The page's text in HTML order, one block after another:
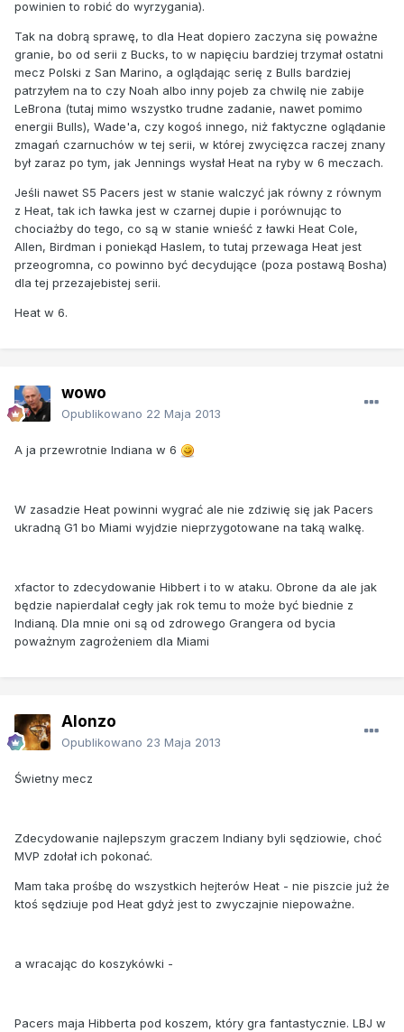
powinien to robić do wyrzygania).
Tak na dobrą sprawę, to dla Heat dopiero zaczyna się poważne
granie, bo od serii z Bucks, to w napięciu bardziej trzymał ostatni
mecz Polski z San Marino, a oglądając serię z Bulls bardziej
patrzyłem na to czy Noah albo inny pojeb za chwilę nie zabije
LeBrona (tutaj mimo wszystko trudne zadanie, nawet pomimo
energii Bulls), Wade'a, czy kogoś innego, niż faktyczne oglądanie
zmagań czarnuchów w tej serii, w której zwycięzca raczej znany
był zaraz po tym, jak Jennings wysłał Heat na ryby w 6 meczach.
Jeśli nawet S5 Pacers jest w stanie walczyć jak równy z równym
z Heat, tak ich ławka jest w czarnej dupie i porównując to
chociażby do tego, co są w stanie wnieść z ławki Heat Cole,
Allen, Birdman i poniekąd Haslem, to tutaj przewaga Heat jest
przeogromna, co powinno być decydujące (poza postawą Bosha)
dla tej przezajebistej serii.
Heat w 6.
wowo
Opublikowano 22 Maja 2013
A ja przewrotnie Indiana w 6
W zasadzie Heat powinni wygrać ale nie zdziwię się jak Pacers
ukradną G1 bo Miami wyjdzie nieprzygotowane na taką walkę.
xfactor to zdecydowanie Hibbert i to w ataku. Obrone da ale jak
będzie napierdalał cegły jak rok temu to może być biednie z
Indianą. Dla mnie oni są od zdrowego Grangera od bycia
poważnym zagrożeniem dla Miami
Alonzo
Opublikowano 23 Maja 2013
Świetny mecz
Zdecydowanie najlepszym graczem Indiany byli sędziowie, choć
MVP zdołał ich pokonać.
Mam taka prośbę do wszystkich hejterów Heat - nie piszcie już że
ktoś sędziuje pod Heat gdyż jest to zwyczajnie niepoważne.
a wracając do koszykówki -
Pacers maja Hibberta pod koszem, który gra fantastycznie. LBJ w